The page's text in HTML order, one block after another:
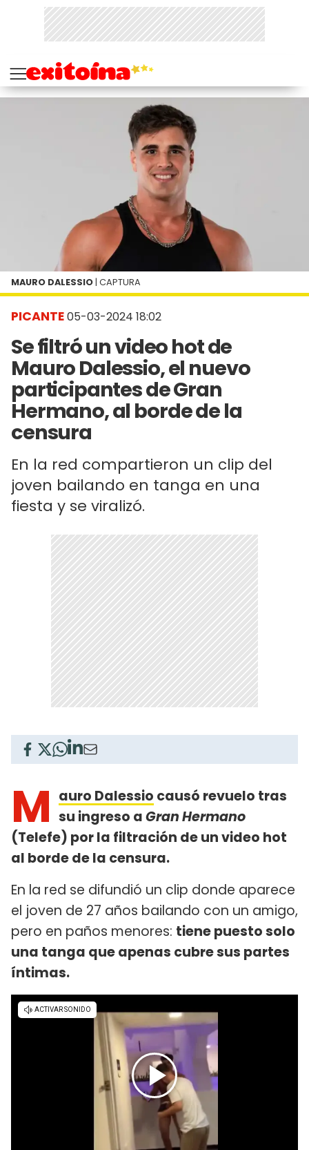
PICANTE05-03-2024 18:02
Se filtró un video hot de
Mauro Dalessio, el nuevo
participantes de Gran
Hermano, al borde de la
censura
En la red compartieron un clip del
joven bailando en tanga en una
fiesta y se viralizó.
MAURO DALESSIO | CAPTURA
M auro Dalessio causó revuelo tras
su ingreso aGran Hermano
(Telefe) por la filtración de un video hot
al borde de la censura.
En la red se difundió un clip donde aparece
el joven de 27 años bailando con un amigo,
pero en paños menores: tiene puesto solo
una tanga que apenas cubre sus partes
íntimas.